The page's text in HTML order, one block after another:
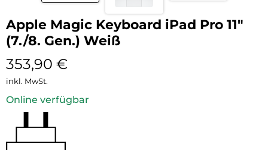
Apple Magic Keyboard iPad Pro 11″
(7./8. Gen.) Weiß
353,90 €
inkl. MwSt.
Online verfügbar